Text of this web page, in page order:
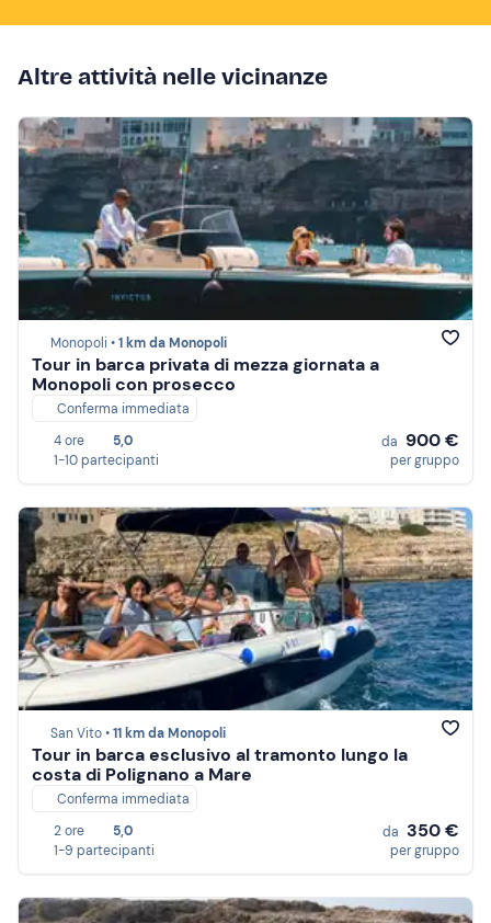
Altre attività nelle vicinanze
Monopoli •1 km da Monopoli
Tour in barca privata di mezza giornata a
Monopoli con prosecco
Conferma immediata
4 ore
5,0
1-10 partecipanti
da 900 €
per gruppo
San Vito •11 km da Monopoli
Tour in barca esclusivo al tramonto lungo la
costa di Polignano a Mare
Conferma immediata
2 ore
5,0
1-9 partecipanti
da 350 €
per gruppo